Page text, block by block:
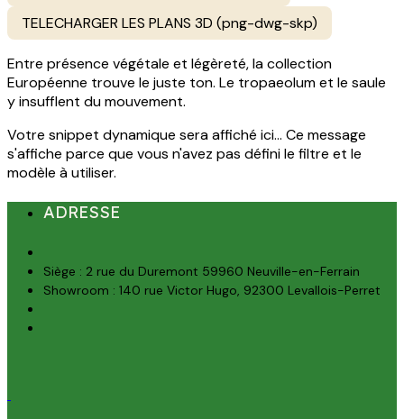
TELECHARGER LES PLANS 3D (png-dwg-skp)
Entre présence végétale et légèreté, la collection
Européenne trouve le juste ton. Le tropaeolum et le saule
y insufflent du mouvement.
Votre snippet dynamique sera affiché ici... Ce message
s'affiche parce que vous n'avez pas défini le filtre et le
modèle à utiliser.
ADRESSE
Siège : 2 rue du Duremont 59960 Neuville-en-Ferrain
Showroom : 140 rue Victor Hugo, 92300 Levallois-Perret